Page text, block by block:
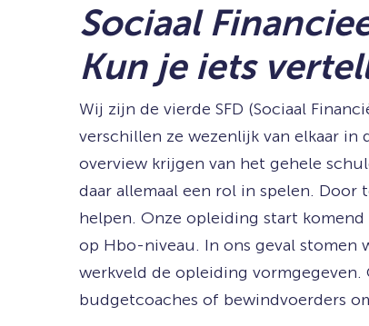
Sociaal
Kun je iets
Wij zijn de vierde SFD (Sociaal
verschillen ze wezenlijk van elkaar
overview krijgen van het gehele
daar allemaal een rol in spelen.
helpen. Onze opleiding start
op Hbo-niveau. In ons geval stomen
werkveld de opleiding vormgegeven.
budgetcoaches of bewindvoerders